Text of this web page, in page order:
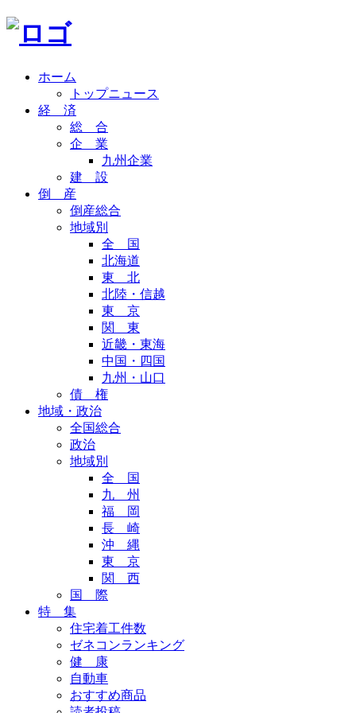
ホーム
トップニュース
経 済
総 合
企 業
九州企業
建 設
倒 産
倒産総合
地域別
全 国
北海道
東 北
北陸・信越
東 京
関 東
近畿・東海
中国・四国
九州・山口
債 権
地域・政治
全国総合
政治
地域別
全 国
九 州
福 岡
長 崎
沖 縄
東 京
関 西
国 際
特 集
住宅着工件数
ゼネコンランキング
健 康
自動車
おすすめ商品